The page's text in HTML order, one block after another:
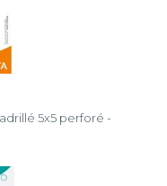
5x5 perforé -